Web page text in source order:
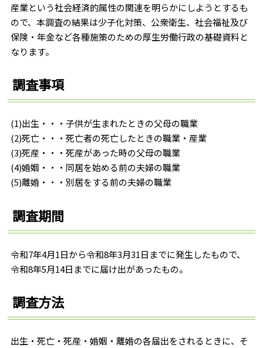
産業という社会経済的属性の関連を明らかにしようとするも
ので、本調査の結果は少子化対策、公衆衛生、社会福祉及び
保険・年金など各種施策のための厚生労働行政の基礎資料と
なります。
調査事項
(1)出生・・・子供が生まれたときの父母の職業
(2)死亡・・・死亡者の死亡したときの職業・産業
(3)死産・・・死産があった時の父母の職業
(4)婚姻・・・同居を始める前の夫婦の職業
(5)離婚・・・別居をする前の夫婦の職業
調査期間
令和7年4月1日から令和8年3月31日までに発生したもので、
令和8年5月14日までに届け出があったもの。
調査方法
出生・死亡・死産・婚姻・離婚の各届出をされるときに、そ